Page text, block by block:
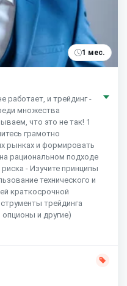
1 мес.
работает, и трейдинг -
множества
что это не так! 1
грамотно
рынках и формировать
рациональном подходе
- Изучите принципы
технического и
краткосрочной
трейдинга
и другие)